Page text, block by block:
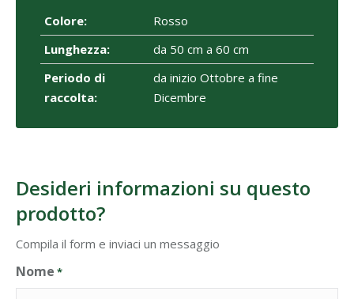
Colore:
Rosso
Lunghezza:
da 50 cm a 60 cm
Periodo di
raccolta:
da inizio Ottobre a fine
Dicembre
Desideri informazioni su questo
prodotto?
Compila il form e inviaci un messaggio
Nome *